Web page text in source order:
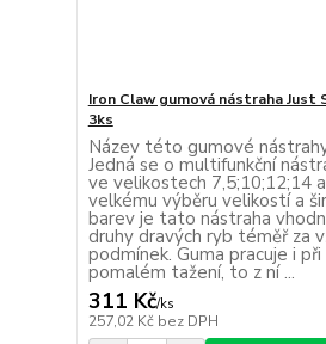
Iron Claw gumová nástraha Just
3ks
Název této gumové
Jedná se o multifunkční
ve velikostech 7,5;10;12;14
velkému výběru velikostí a
barev je tato nástraha
druhy dravých ryb téměř za
podmínek. Guma pracuje i
pomalém tažení, to z ní ...
311 Kč/ks
257,02 Kč bez DPH